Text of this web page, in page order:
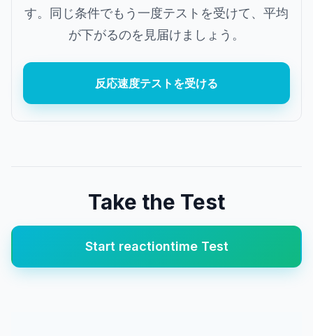
す。同じ条件でもう一度テストを受けて、平均
が下がるのを見届けましょう。
反応速度テストを受ける
Take the Test
Start reactiontimeTest